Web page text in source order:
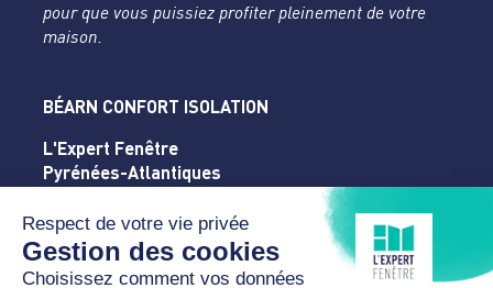
pour que vous puissiez profiter pleinement de votre
maison.
BÉARN CONFORT ISOLATION
L'Expert Fenêtre
Pyrénées-Atlantiques
22 rue de Coarraze
64000 PAU
05 59 04 81 77